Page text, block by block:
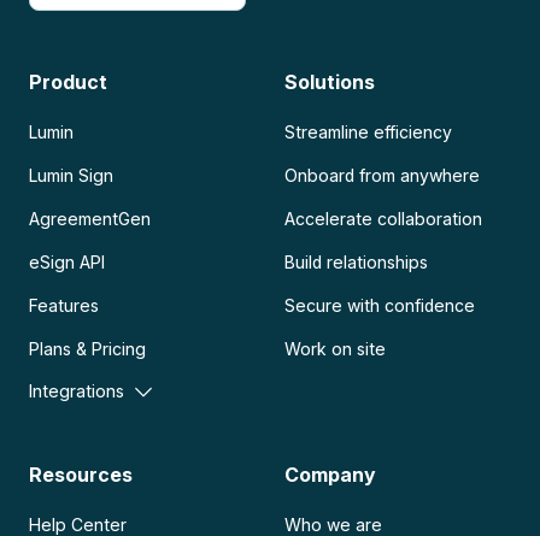
Product
Lumin
Lumin Sign
AgreementGen
eSign API
Features
Plans & Pricing
Integrations
Solutions
Streamline efficiency
Onboard from anywhere
Accelerate collaboration
Build relationships
Secure with confidence
Work on site
Resources
Help Center
Company
Who we are